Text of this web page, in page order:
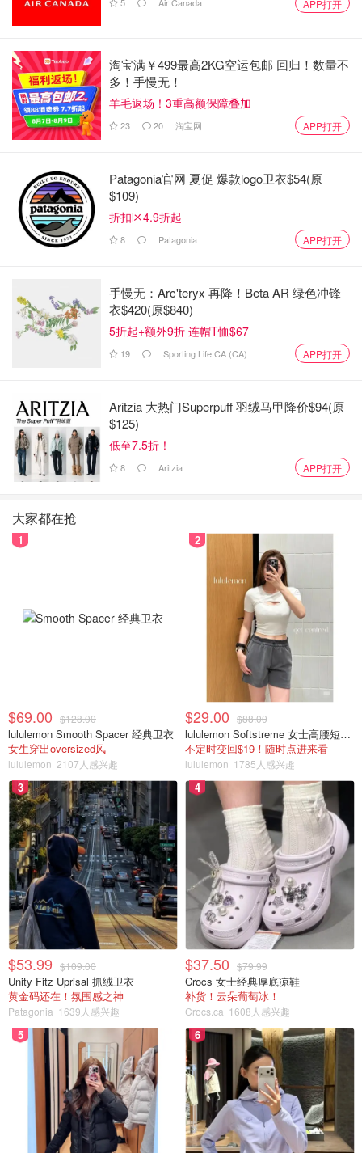
APP打开
淘宝满￥499最高2KG空运包邮 回归！数量不
多！手慢无！
羊毛返场！3重高额保障叠加
23 20 淘宝网 APP打开
Patagonia官网 夏促 爆款logo卫衣$54(原
$109)
折扣区4.9折起
8 Patagonia APP打开
手慢无：Arc'teryx 再降！Beta AR 绿色冲锋
衣$420(原$840)
5折起+额外9折 连帽T恤$67
19 Sporting Life CA (CA) APP打开
Aritzia 大热门Superpuff 羽绒马甲降价$94(原
$125)
低至7.5折！
8 Aritzia APP打开
大家都在抢
1
$69.00 $128.00
lululemon Smooth Spacer 经典卫衣
女生穿出oversized风
lululemon 2107人感兴趣
2
$29.00 $88.00
lululemon Softstreme 女士高腰短裤 10cm
不定时变回$19！随时点进来看
lululemon 1785人感兴趣
3
$53.99 $109.00
Unity Fitz Uprisal 抓绒卫衣
黄金码还在！氛围感之神
Patagonia 1639人感兴趣
4
$37.50 $79.99
Crocs 女士经典厚底凉鞋
补货！云朵葡萄冰！
Crocs.ca 1608人感兴趣
5 6